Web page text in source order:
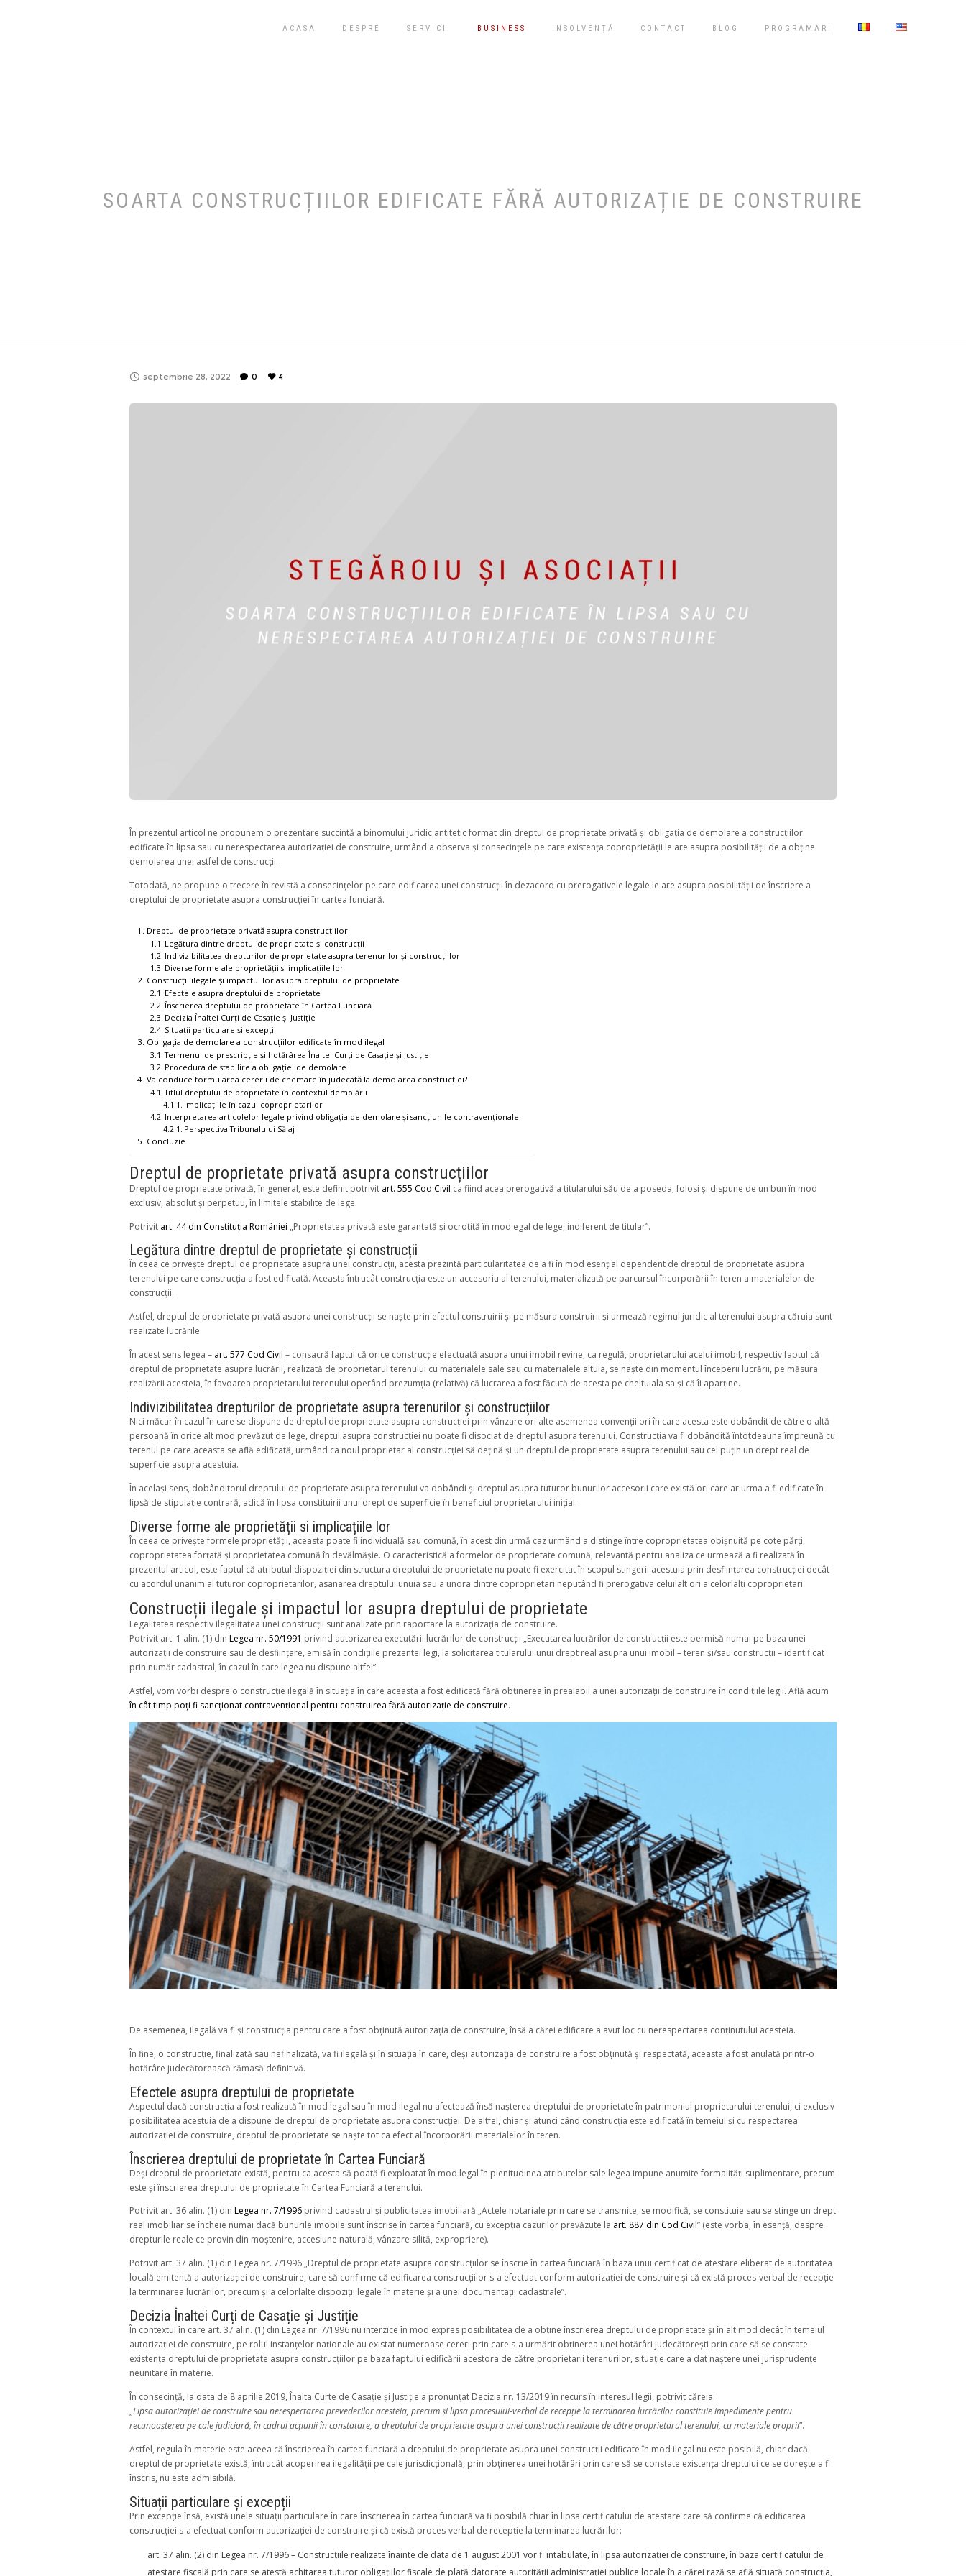
ACASA DESPRE SERVICII BUSINESS INSOLVENȚĂ CONTACT BLOG PROGRAMARI
SOARTA CONSTRUCȚIILOR EDIFICATE FĂRĂ AUTORIZAȚIE DE CONSTRUIRE
septembrie 28, 2022 0 4
În prezentul articol ne propunem o prezentare succintă a binomului juridic antitetic format din dreptul de proprietate privată și obligația de demolare a construcțiilor
edificate în lipsa sau cu nerespectarea autorizației de construire, urmând a observa și consecințele pe care existența coproprietății le are asupra posibilității de a obține
demolarea unei astfel de construcții.
Totodată, ne propune o trecere în revistă a consecințelor pe care edificarea unei construcții în dezacord cu prerogativele legale le are asupra posibilității de înscriere a
dreptului de proprietate asupra construcției în cartea funciară.
Dreptul de proprietate privată asupra construcțiilor
Legătura dintre dreptul de proprietate și construcții
Indivizibilitatea drepturilor de proprietate asupra terenurilor și construcțiilor
Diverse forme ale proprietății si implicațiile lor
Construcții ilegale și impactul lor asupra dreptului de proprietate
Efectele asupra dreptului de proprietate
Înscrierea dreptului de proprietate în Cartea Funciară
Decizia Înaltei Curți de Casație și Justiție
Situații particulare și excepții
Obligația de demolare a construcțiilor edificate în mod ilegal
Termenul de prescripție și hotărârea Înaltei Curți de Casație și Justiție
Procedura de stabilire a obligației de demolare
Va conduce formularea cererii de chemare în judecată la demolarea construcției?
Titlul dreptului de proprietate în contextul demolării
Implicațiile în cazul coproprietarilor
Interpretarea articolelor legale privind obligația de demolare și sancțiunile contravenționale
Perspectiva Tribunalului Sălaj
Concluzie
Dreptul de proprietate privată asupra construcțiilor
Dreptul de proprietate privată, în general, este definit potrivit art. 555 Cod Civil ca fiind acea prerogativă a titularului său de a poseda, folosi și dispune de un bun în mod
exclusiv, absolut și perpetuu, în limitele stabilite de lege.
Potrivit art. 44 din Constituția României „Proprietatea privată este garantată și ocrotită în mod egal de lege, indiferent de titular”.
Legătura dintre dreptul de proprietate și construcții
În ceea ce privește dreptul de proprietate asupra unei construcții, acesta prezintă particularitatea de a fi în mod esențial dependent de dreptul de proprietate asupra
terenului pe care construcția a fost edificată. Aceasta întrucât construcția este un accesoriu al terenului, materializată pe parcursul încorporării în teren a materialelor de
construcții.
Astfel, dreptul de proprietate privată asupra unei construcții se naște prin efectul construirii și pe măsura construirii și urmează regimul juridic al terenului asupra căruia sunt
realizate lucrările.
În acest sens legea – art. 577 Cod Civil – consacră faptul că orice construcție efectuată asupra unui imobil revine, ca regulă, proprietarului acelui imobil, respectiv faptul că
dreptul de proprietate asupra lucrării, realizată de proprietarul terenului cu materialele sale sau cu materialele altuia, se naște din momentul începerii lucrării, pe măsura
realizării acesteia, în favoarea proprietarului terenului operând prezumția (relativă) că lucrarea a fost făcută de acesta pe cheltuiala sa și că îi aparține.
Indivizibilitatea drepturilor de proprietate asupra terenurilor și construcțiilor
Nici măcar în cazul în care se dispune de dreptul de proprietate asupra construcției prin vânzare ori alte asemenea convenții ori în care acesta este dobândit de către o altă
persoană în orice alt mod prevăzut de lege, dreptul asupra construcției nu poate fi disociat de dreptul asupra terenului. Construcția va fi dobândită întotdeauna împreună cu
terenul pe care aceasta se află edificată, urmând ca noul proprietar al construcției să dețină și un dreptul de proprietate asupra terenului sau cel puțin un drept real de
superficie asupra acestuia.
În același sens, dobânditorul dreptului de proprietate asupra terenului va dobândi și dreptul asupra tuturor bunurilor accesorii care există ori care ar urma a fi edificate în
lipsă de stipulație contrară, adică în lipsa constituirii unui drept de superficie în beneficiul proprietarului inițial.
Diverse forme ale proprietății si implicațiile lor
În ceea ce privește formele proprietății, aceasta poate fi individuală sau comună, în acest din urmă caz urmând a distinge între coproprietatea obișnuită pe cote părți,
coproprietatea forțată și proprietatea comună în devălmășie. O caracteristică a formelor de proprietate comună, relevantă pentru analiza ce urmează a fi realizată în
prezentul articol, este faptul că atributul dispoziției din structura dreptului de proprietate nu poate fi exercitat în scopul stingerii acestuia prin desființarea construcției decât
cu acordul unanim al tuturor coproprietarilor, asanarea dreptului unuia sau a unora dintre coproprietari neputând fi prerogativa celuilalt ori a celorlalți coproprietari.
Construcții ilegale și impactul lor asupra dreptului de proprietate
Legalitatea respectiv ilegalitatea unei construcții sunt analizate prin raportare la autorizația de construire.
Potrivit art. 1 alin. (1) dinLegea nr. 50/1991 privind autorizarea executării lucrărilor de construcții „Executarea lucrărilor de construcții este permisă numai pe baza unei
autorizații de construire sau de desființare, emisă în condițiile prezentei legi, la solicitarea titularului unui drept real asupra unui imobil – teren și/sau construcții – identificat
prin număr cadastral, în cazul în care legea nu dispune altfel”.
Astfel, vom vorbi despre o construcție ilegală în situația în care aceasta a fost edificată fără obținerea în prealabil a unei autorizații de construire în condițiile legii. Află acum
în cât timp poți fi sancționat contravențional pentru construirea fără autorizație de construire.
De asemenea, ilegală va fi și construcția pentru care a fost obținută autorizația de construire, însă a cărei edificare a avut loc cu nerespectarea conținutului acesteia.
În fine, o construcție, finalizată sau nefinalizată, va fi ilegală și în situația în care, deși autorizația de construire a fost obținută și respectată, aceasta a fost anulată printr-o
hotărâre judecătorească rămasă definitivă.
Efectele asupra dreptului de proprietate
Aspectul dacă construcția a fost realizată în mod legal sau în mod ilegal nu afectează însă nașterea dreptului de proprietate în patrimoniul proprietarului terenului, ci exclusiv
posibilitatea acestuia de a dispune de dreptul de proprietate asupra construcției. De altfel, chiar și atunci când construcția este edificată în temeiul și cu respectarea
autorizației de construire, dreptul de proprietate se naște tot ca efect al încorporării materialelor în teren.
Înscrierea dreptului de proprietate în Cartea Funciară
Deși dreptul de proprietate există, pentru ca acesta să poată fi exploatat în mod legal în plenitudinea atributelor sale legea impune anumite formalități suplimentare, precum
este și înscrierea dreptului de proprietate în Cartea Funciară a terenului.
Potrivit art. 36 alin. (1) dinLegea nr. 7/1996 privind cadastrul și publicitatea imobiliară „Actele notariale prin care se transmite, se modifică, se constituie sau se stinge un drept
real imobiliar se încheie numai dacă bunurile imobile sunt înscrise în cartea funciară, cu excepția cazurilor prevăzute la art. 887 din Cod Civil” (este vorba, în esență, despre
drepturile reale ce provin din moștenire, accesiune naturală, vânzare silită, expropriere).
Potrivit art. 37 alin. (1) din Legea nr. 7/1996 „Dreptul de proprietate asupra construcțiilor se înscrie în cartea funciară în baza unui certificat de atestare eliberat de autoritatea
locală emitentă a autorizației de construire, care să confirme că edificarea construcțiilor s-a efectuat conform autorizației de construire și că există proces-verbal de recepție
la terminarea lucrărilor, precum și a celorlalte dispoziții legale în materie și a unei documentații cadastrale”.
Decizia Înaltei Curți de Casație și Justiție
În contextul în care art. 37 alin. (1) din Legea nr. 7/1996 nu interzice în mod expres posibilitatea de a obține înscrierea dreptului de proprietate și în alt mod decât în temeiul
autorizației de construire, pe rolul instanțelor naționale au existat numeroase cereri prin care s-a urmărit obținerea unei hotărâri judecătorești prin care să se constate
existența dreptului de proprietate asupra construcțiilor pe baza faptului edificării acestora de către proprietarii terenurilor, situație care a dat naștere unei jurisprudențe
neunitare în materie.
În consecință, la data de 8 aprilie 2019, Înalta Curte de Casație și Justiție a pronunțat Decizia nr. 13/2019 în recurs în interesul legii, potrivit căreia:
„Lipsa autorizaţiei de construire sau nerespectarea prevederilor acesteia, precum şi lipsa procesului-verbal de recepţie la terminarea lucrărilor constituie impedimente pentru
recunoaşterea pe cale judiciară, în cadrul acţiunii în constatare, a dreptului de proprietate asupra unei construcţii realizate de către proprietarul terenului, cu materiale proprii”.
Astfel, regula în materie este aceea că înscrierea în cartea funciară a dreptului de proprietate asupra unei construcții edificate în mod ilegal nu este posibilă, chiar dacă
dreptul de proprietate există, întrucât acoperirea ilegalității pe cale jurisdicțională, prin obținerea unei hotărâri prin care să se constate existența dreptului ce se dorește a fi
înscris, nu este admisibilă.
Situații particulare și excepții
Prin excepție însă, există unele situații particulare în care înscrierea în cartea funciară va fi posibilă chiar în lipsa certificatului de atestare care să confirme că edificarea
construcției s-a efectuat conform autorizației de construire și că există proces-verbal de recepție la terminarea lucrărilor:
art. 37 alin. (2) din Legea nr. 7/1996 – Construcțiile realizate înainte de data de 1 august 2001 vor fi intabulate, în lipsa autorizației de construire, în baza certificatului de
atestare fiscală prin care se atestă achitarea tuturor obligațiilor fiscale de plată datorate autorității administrației publice locale în a cărei rază se află situată construcția,